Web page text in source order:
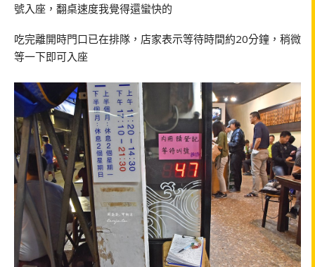
號入座，翻桌速度我覺得還蠻快的
吃完離開時門口已在排隊，店家表示等待時間約20分鐘，稍微
等一下即可入座